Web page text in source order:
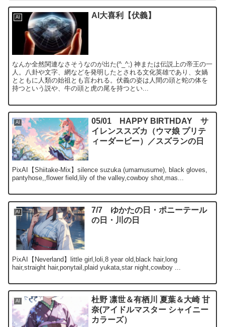
AI AI大喜利【伏義】
なんか全然関連なさそうなのが出た(^_^;) 神または伝説上の帝王の一
人。八卦や文字、網などを発明したとされる文化英雄であり、女媧
とともに人類の始祖とも言われる。伏義の姿は人間の頭と蛇の体を
持つという説や、牛の頭と虎の尾を持つとい...
AI
05/01 HAPPY BIRTHDAY サ
イレンススズカ（ウマ娘 プリテ
ィーダービー）／スズランの日
PixAI【Shiitake-Mix】silence suzuka (umamusume), black gloves,
pantyhose,,flower field,lily of the valley,cowboy shot,mas...
AI
7/7 ゆかたの日・ポニーテール
の日・川の日
PixAI【Neverland】little girl,loli,8 year old,black hair,long
hair,straight hair,ponytail,plaid yukata,star night,cowboy ...
AI
杜野 凛世＆有栖川 夏葉＆大崎 甘
奈(アイドルマスター シャイニー
カラーズ）